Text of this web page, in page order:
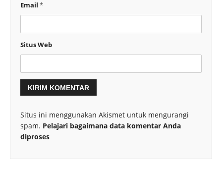
Email *
Situs Web
Situs ini menggunakan Akismet untuk mengurangi
spam. Pelajari bagaimana data komentar Anda
diproses